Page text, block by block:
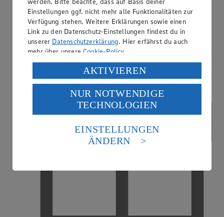
EDEKA Fotoservice
Einstellungen ggf. nicht mehr alle Funktionalitäten zur
Verfügung stehen. Weitere Erklärungen sowie einen
Link zu den Datenschutz-Einstellungen findest du in
unserer Datenschutzerklärung. Hier erfährst du auch
mehr über unsereCookie-Policy.
Verarbeitung deiner personenbezogenen Daten in den
USA durch Facebook und YouTube:
Wenn du auf „Aktivieren“ klickst, willigst du im Sinne
des Art. 49 Abs. 1 Satz 1 lit. a) DSGVO ein, dass deine
Daten in den USA verarbeitet werden. Der EuGH sieht
die USA als Land mit einem nach europäischen
Standards nicht angemessenen Datenschutzniveau an.
Es besteht das Risiko eines Zugriffs durch US-
Informationen zum Herausgeber der Seite findest du
AKTIVIEREN
NUR NOTWENDIGE
TECHNOLOGIEN
EINSTELLUNGEN
ÄNDERN